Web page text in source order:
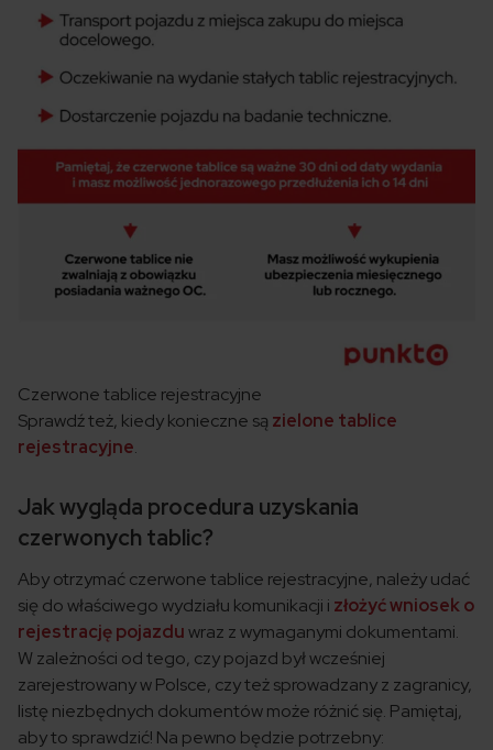
Czerwone tablice rejestracyjne
Sprawdź też, kiedy konieczne są zielone tablice
rejestracyjne.
Jak wygląda procedura uzyskania
czerwonych tablic?
Aby otrzymać czerwone tablice rejestracyjne, należy udać
się do właściwego wydziału komunikacji i złożyć wniosek o
rejestrację pojazduwraz z wymaganymi dokumentami.
W zależności od tego, czy pojazd był wcześniej
zarejestrowany w Polsce, czy też sprowadzany z zagranicy,
listę niezbędnych dokumentów może różnić się. Pamiętaj,
aby to sprawdzić! Na pewno będzie potrzebny: